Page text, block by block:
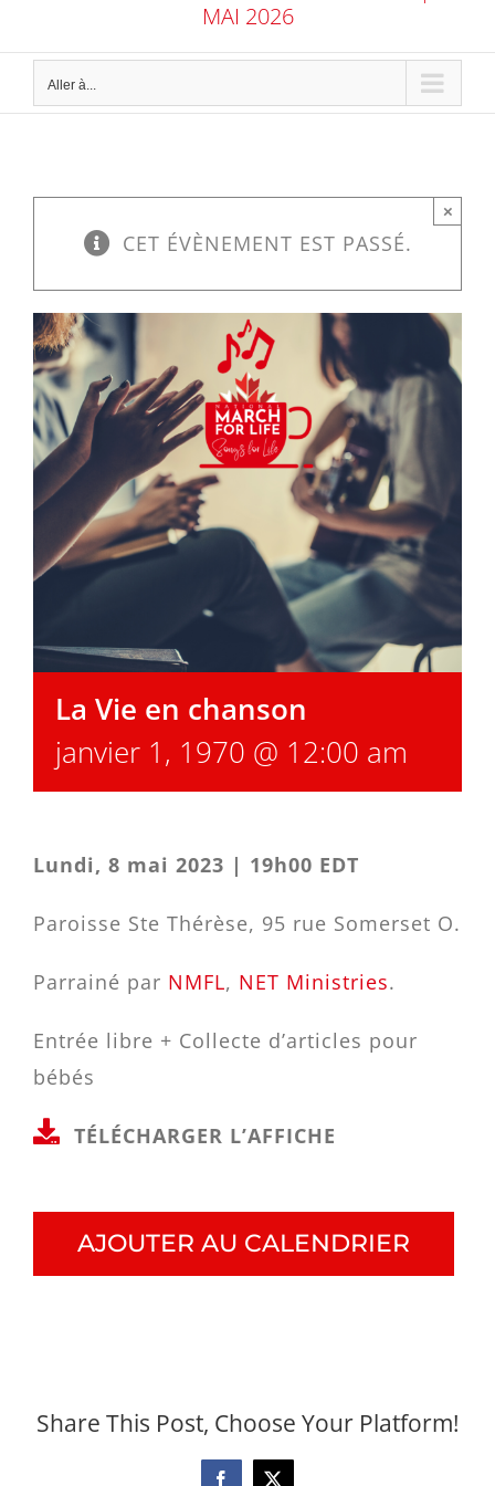
MAI 2026
Aller à...
CET ÉVÈNEMENT EST PASSÉ.
×
La Vie en chanson
janvier 1, 1970 @ 12:00 am
Lundi, 8 mai 2023 | 19h00 EDT
Paroisse Ste Thérèse, 95 rue Somerset O.
Parrainé par NMFL, NET Ministries.
Entrée libre + Collecte d’articles pour
bébés
TÉLÉCHARGER L’AFFICHE
AJOUTER AU CALENDRIER
Share This Post, Choose Your Platform!